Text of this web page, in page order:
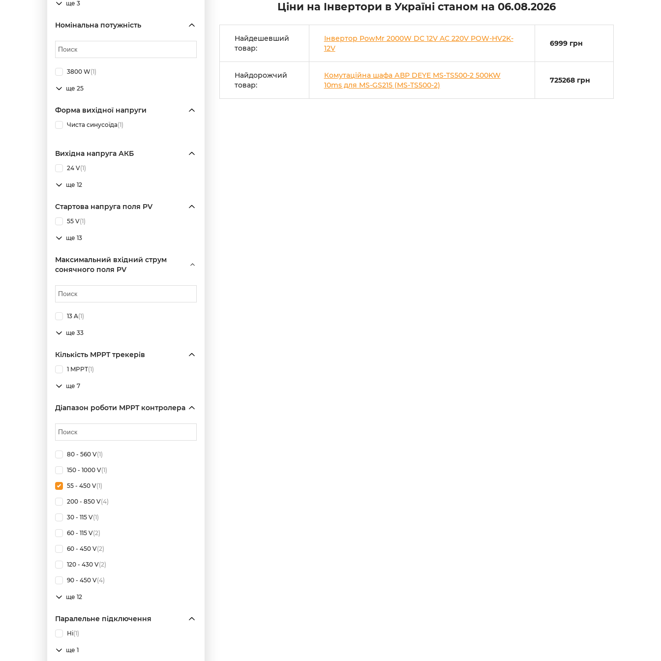
ще 3
Номінальна потужність
3800 W(1)
ще 25
Форма вихідної напруги
Чиста синусоїда(1)
Вихідна напруга АКБ
24 V(1)
ще 12
Стартова напруга поля PV
55 V(1)
ще 13
Максимальний вхідний струм
сонячного поля PV
13 A(1)
ще 33
Кількість MPPT трекерів
1 MPPT(1)
ще 7
Діапазон роботи MPPT контролера
80 - 560 V(1)
150 - 1000 V(1)
55 - 450 V(1)
200 - 850 V(4)
30 - 115 V(1)
60 - 115 V(2)
60 - 450 V(2)
120 - 430 V(2)
90 - 450 V(4)
ще 12
Паралельне підключення
Ні(1)
ще 1
Ціни на Інвертори в Україні станом на 06.08.2026
Найдешевший
товар:
Інвертор PowMr 2000W DC 12V AC 220V POW-HV2K-
12V
6999 грн
Найдорожчий
товар:
Комутаційна шафа АВР DEYE MS-TS500-2 500KW
10ms для MS-GS215 (MS-TS500-2)
725268 грн